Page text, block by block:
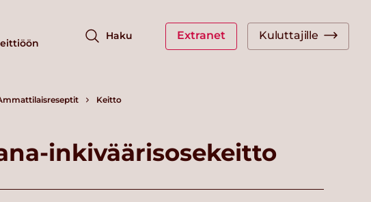
Haku Extranet Kuluttajille
Keitto
inkiväärisosekeitto